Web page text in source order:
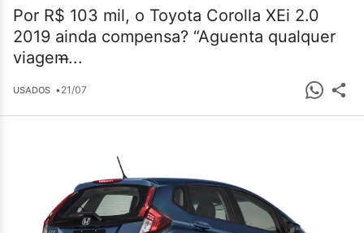
Por R$ 103 mil, o Toyota Corolla XEi 2.0
2019 ainda compensa? “Aguenta qualquer
viagem̶...
USADOS •21/07